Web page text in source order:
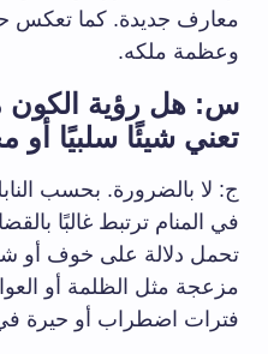
معارف جديدة. كما تعكس
وعظمة ملكه.
س: هل رؤية الكون
تعني شيئًا سلبيًا أو
ج: لا بالضرورة. بحسب
في المنام ترتبط غالبًا
تحمل دلالة على خوف أو شر
مزعجة مثل الظلمة أو
فترات اضطراب أو حيرة في